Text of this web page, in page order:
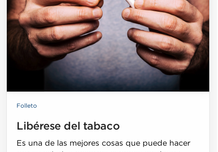
Folleto
Libérese del tabaco
Es una de las mejores cosas que puede hacer